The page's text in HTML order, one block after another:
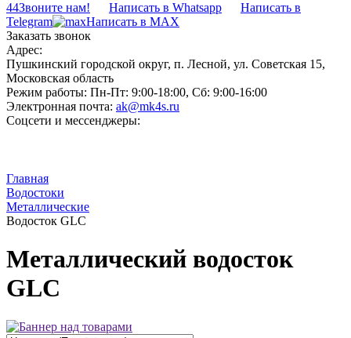
44Звоните нам! Написать в Whatsapp
Написать в
Telegram
Написать в MAX
Заказать звонок
Адрес:
Пушкинский городской округ, п. Лесной, ул. Советская 15,
Московская область
Режим работы: Пн-Пт: 9:00-18:00, Сб: 9:00-16:00
Электронная почта: ak@mk4s.ru
Соцсети и мессенджеры:
Главная
Водостоки
Металлические
Водосток GLC
Металлический водосток
GLC